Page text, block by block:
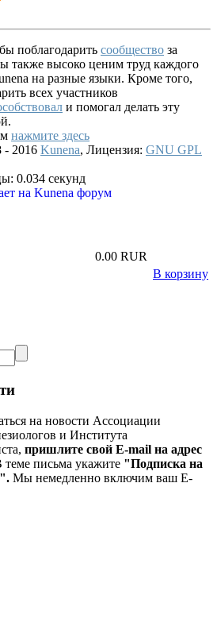
поблагодарить сообщество за
высоко ценим труд каждого
на разные языки. Кроме того,
всех участников
и помогал делать эту
нажмите здесь
- 2016 Kunena, Лицензия: GNU GPL
0.034 секунд
на Kunena форум
0.00 RUR
В корзину
на новости Ассоциации
и Института
пришлите свой E-mail на адрес
теме письма укажите "Подписка на
Мы немедленно включим ваш E-